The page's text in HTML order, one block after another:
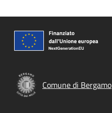
Comune di Bergamo